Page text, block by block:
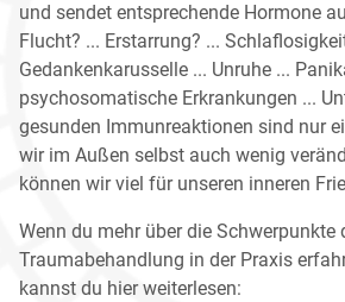
und sendet entsprechende Hormone
Flucht? ... Erstarrung? ...
Gedankenkarusselle ... Unruhe ...
psychosomatische Erkrankungen ...
gesunden Immunreaktionen sind nur
wir im Außen selbst auch wenig
können wir viel für unseren inneren
Wenn du mehr über die Schwerpunkte
Traumabehandlung in der Praxis
kannst du hier weiterlesen: